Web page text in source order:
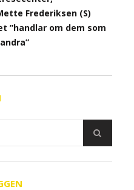
Frederiksen (S)
”handlar om dem som